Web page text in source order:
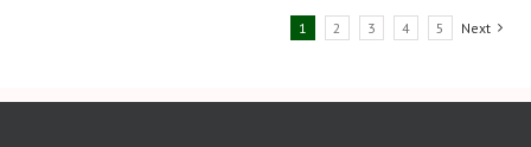
1 2 3 4 5 Next